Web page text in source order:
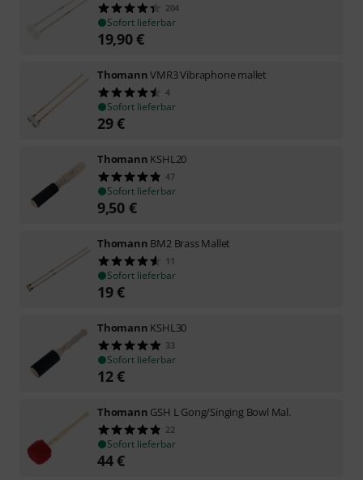
204
Sofort lieferbar
19,90€
ThomannVMR3 Vibraphone mallet
4
Sofort lieferbar
29€
Thomann KSHL20
47
Sofort lieferbar
9,50 €
Thomann BM2 Brass Mallet
11
Sofort lieferbar
19€
Thomann KSHL30
33
Sofort lieferbar
12€
Thomann GSH L Gong/Singing Bowl Mal.
22
Sofort lieferbar
44€